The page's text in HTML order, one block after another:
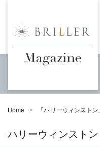
Home 「 ハリーウィンストン
ハリーウィンストン